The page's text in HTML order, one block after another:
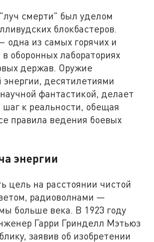
смерти" был уделом
блокбастеров.
одна из самых горячих и
оборонных лабораториях
держав. Оружие
энергии, десятилетиями
фантастикой, делает
к реальности, обещая
правила ведения боевых
энергии
цель на расстоянии чистой
радиоволнами —
больше века. В 1923 году
Гарри Гринделл Мэтьюз
заявив об изобретении